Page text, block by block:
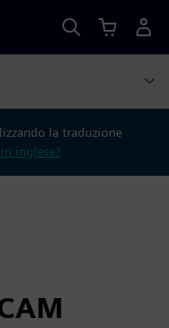
la traduzione
inglese?